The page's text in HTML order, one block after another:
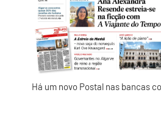
Há um novo Postal nas bancas